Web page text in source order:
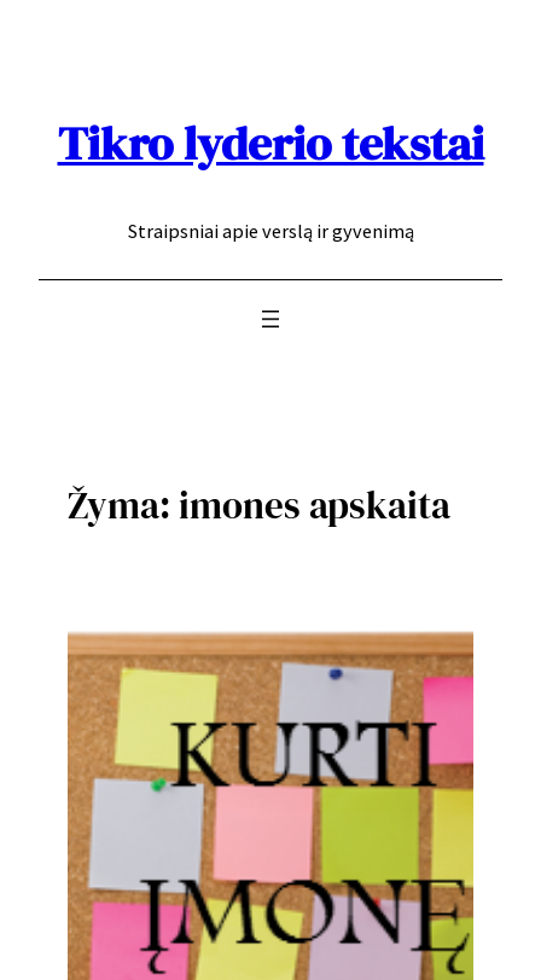
Tikro lyderio tekstai
Straipsniai apie verslą ir gyvenimą
Žyma:imones apskaita